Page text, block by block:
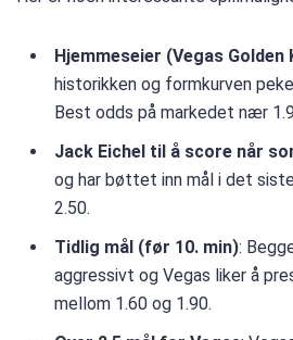
Hjemmeseier (Vegas Golden
historikken og formkurven
Best odds på markedet nær
Jack Eichel til å score når
og har bøttet inn mål i det
2.50.
Tidlig mål (før 10. min):
aggressivt og Vegas liker å
mellom 1.60 og 1.90.